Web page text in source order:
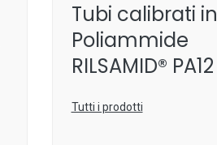
Tubi calibrati in
Poliammide
RILSAMID® PA12
Tutti i prodotti